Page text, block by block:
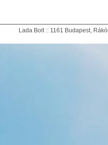
Lada Bolt :: 1161 Budapest,